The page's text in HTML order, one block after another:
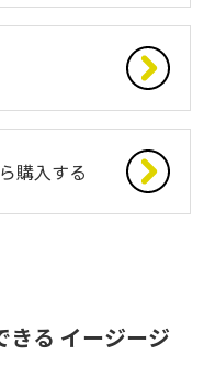
購入する
きる イージージ